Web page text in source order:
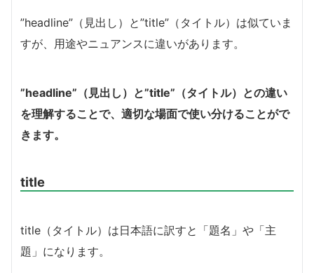
”headline”（見出し）と”title”（タイトル）は似ていま
すが、用途やニュアンスに違いがあります。
”headline”（見出し）と”title”（タイトル）との違い
を理解することで、適切な場面で使い分けることがで
きます。
title
title（タイトル）は日本語に訳すと「題名」や「主
題」になります。